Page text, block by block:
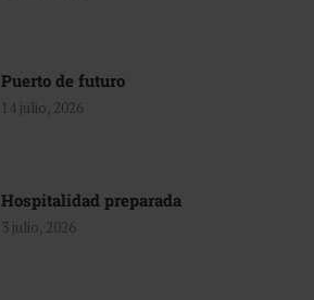
Puerto de futuro
14 julio, 2026
Hospitalidad preparada
3 julio, 2026